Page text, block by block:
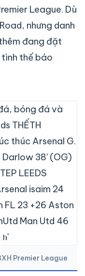
League. Dù
nhưng danh
đang đặt
thế báo
Premier League